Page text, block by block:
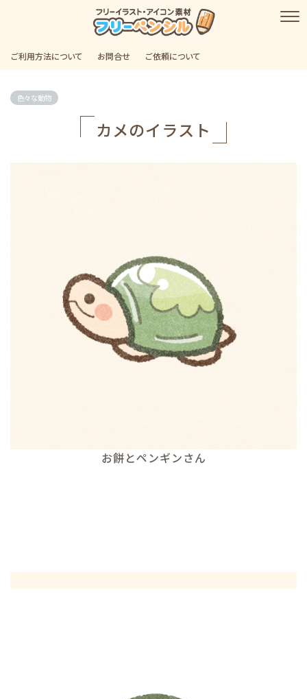
ご利用方法について お問合せ ご依頼について
色々な動物
カメのイラスト
お餅とペンギンさん